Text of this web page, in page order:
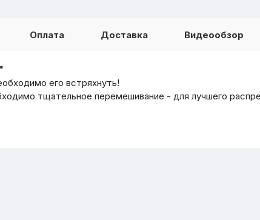
Оплата Доставка Видеообзор
его встряхнуть!
тщательное перемешивание - для лучшего